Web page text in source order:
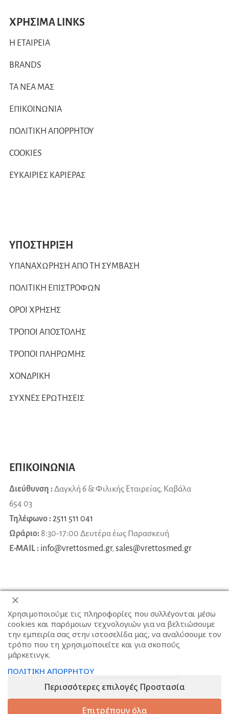
ΧΡΗΣΙΜΑ LINKS
Η ΕΤΑΙΡΕΙΑ
BRANDS
ΤΑ ΝΕΑ ΜΑΣ
ΕΠΙΚΟΙΝΩΝΙΑ
ΠΟΛΙΤΙΚΗ ΑΠΟΡΡΗΤΟΥ
COOKIES
ΕΥΚΑΙΡΙΕΣ ΚΑΡΙΕΡΑΣ
ΥΠΟΣΤΗΡΙΞΗ
ΥΠΑΝΑΧΩΡΗΣΗ ΑΠΟ ΤΗ ΣΥΜΒΑΣΗ
ΠΟΛΙΤΙΚΗ ΕΠΙΣΤΡΟΦΩΝ
ΟΡΟΙ ΧΡΗΣΗΣ
ΤΡΟΠΟΙ ΑΠΟΣΤΟΛΗΣ
ΤΡΟΠΟΙ ΠΛΗΡΩΜΗΣ
ΧΟΝΔΡΙΚΗ
ΣΥΧΝΕΣ ΕΡΩΤΗΣΕΙΣ
ΕΠΙΚΟΙΝΩΝΙΑ
Διεύθυνση :Δαγκλή 6 & Φιλικής Εταιρείας, Καβάλα
654 03
Τηλέφωνο :2511 511 041
Ωράριο: 8:30-17:00 Δευτέρα έως Παρασκευή
E-MAIL : info@vrettosmed.gr, sales@vrettosmed.gr
Χρησιμοποιούμε τις πληροφορίες που συλλέγονται μέσω
cookies και παρόμοιων τεχνολογιών για να βελτιώσουμε
την εμπειρία σας στην ιστοσελίδα μας, να αναλύσουμε τον
τρόπο που τη χρησιμοποιείτε και για σκοπούς
μάρκετινγκ.
ΠΟΛΙΤΙΚΗ ΑΠΟΡΡΗΤΟΥ
Περισσότερες επιλογές Προστασία
Επιτρέπουν όλα